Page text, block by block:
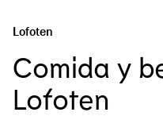
Lofoten
Comida y
Lofoten